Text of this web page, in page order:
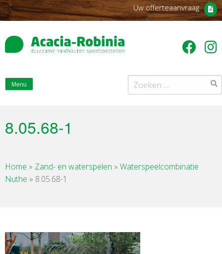
Uw offerteaanvraag
Menu
Zoeken
naar:
8.05.68-1
Home » Zand- en waterspelen » Waterspeelcombinatie
Nuthe » 8.05.68-1